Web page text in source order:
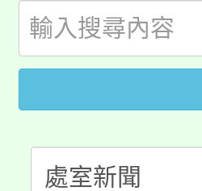
版
公告本校
代理(課)
「2026金
桃園市
代理(課)
公告本校